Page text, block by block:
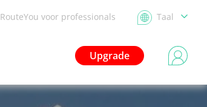
RouteYou voor professionals Taal
Upgrade